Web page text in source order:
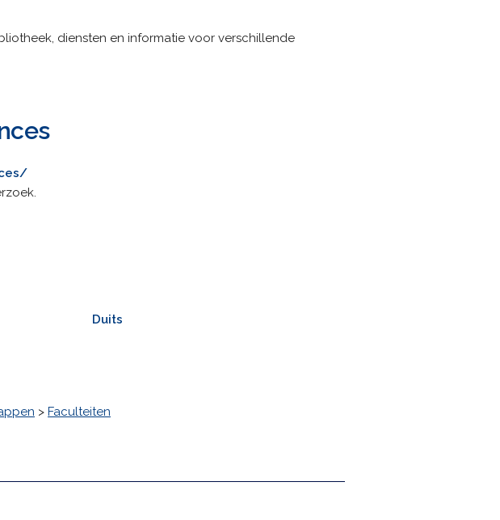
diensten en informatie voor verschillende
Duits
> Faculteiten